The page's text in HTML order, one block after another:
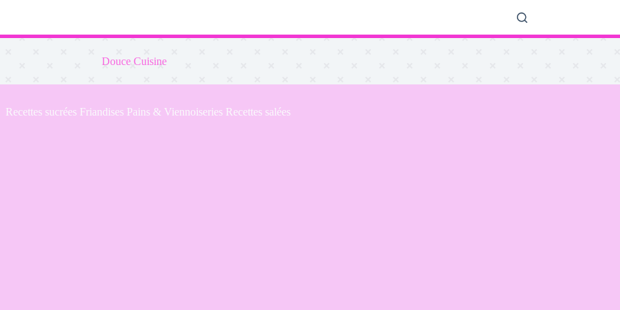
Douce Cuisine
Recettes sucrées Friandises Pains & Viennoiseries Recettes salées